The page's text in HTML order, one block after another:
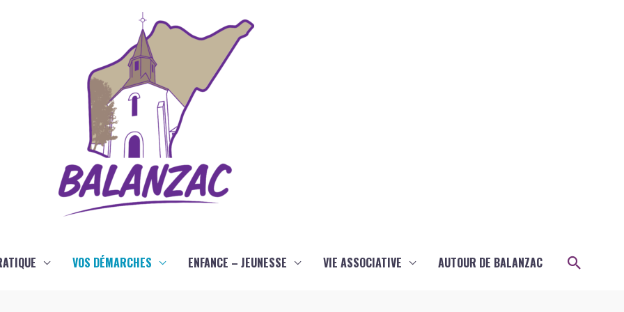
VOS DÉMARCHES ENFANCE – JEUNESSE VIE ASSOCIATIVE AUTOUR DE BALANZAC